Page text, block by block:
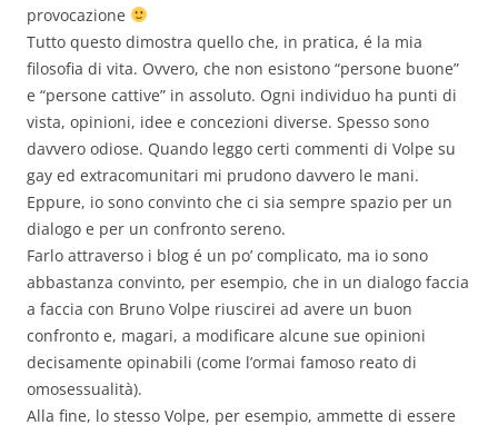
provocazione
Tutto questo dimostra quello che, in pratica, é la mia
filosofia di vita. Ovvero, che non esistono “persone buone”
e “persone cattive” in assoluto. Ogni individuo ha punti di
vista, opinioni, idee e concezioni diverse. Spesso sono
davvero odiose. Quando leggo certi commenti di Volpe su
gay ed extracomunitari mi prudono davvero le mani.
Eppure, io sono convinto che ci sia sempre spazio per un
dialogo e per un confronto sereno.
Farlo attraverso i blog é un po’ complicato, ma io sono
abbastanza convinto, per esempio, che in un dialogo faccia
a faccia con Bruno Volpe riuscirei ad avere un buon
confronto e, magari, a modificare alcune sue opinioni
decisamente opinabili (come l’ormai famoso reato di
omosessualità).
Alla fine, lo stesso Volpe, per esempio, ammette di essere